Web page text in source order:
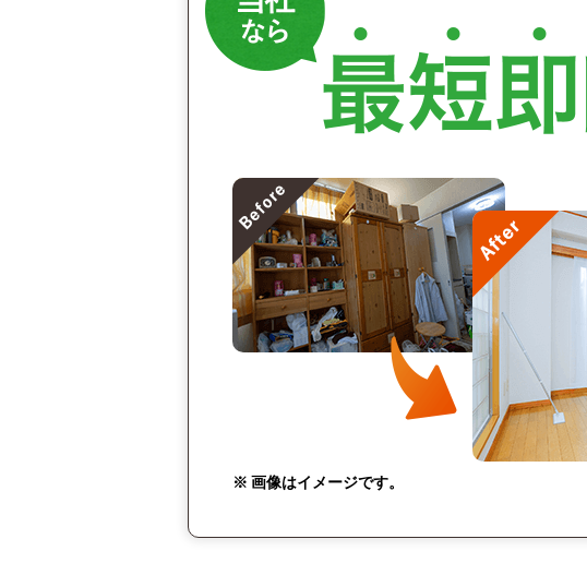
※ 画像はイメージです。